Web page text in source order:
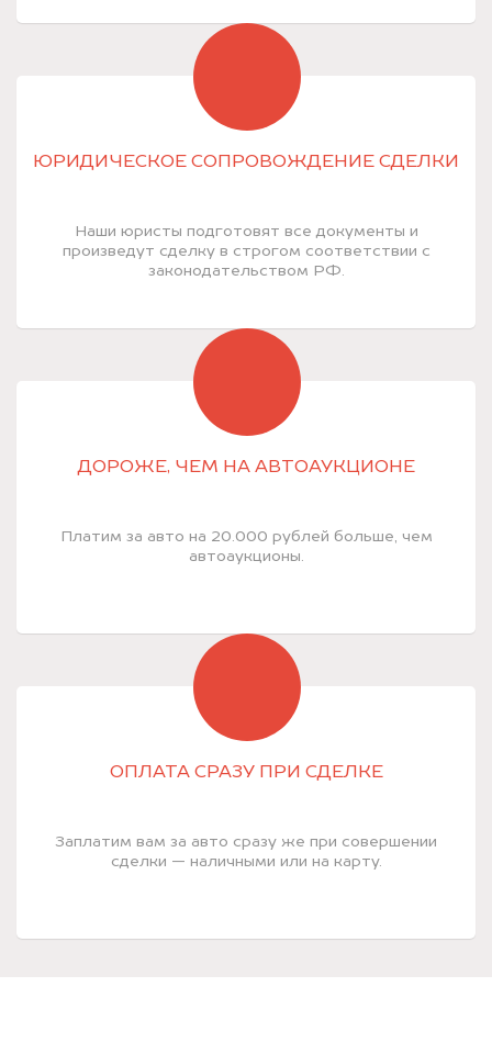
ЮРИДИЧЕСКОЕ СОПРОВОЖДЕНИЕ СДЕЛКИ
Наши юристы подготовят все документы и
произведут сделку в строгом соответствии с
законодательством РФ.
ДОРОЖЕ, ЧЕМ НА АВТОАУКЦИОНЕ
Платим за авто на 20.000 рублей больше, чем
автоаукционы.
ОПЛАТА СРАЗУ ПРИ СДЕЛКЕ
Заплатим вам за авто сразу же при совершении
сделки — наличными или на карту.